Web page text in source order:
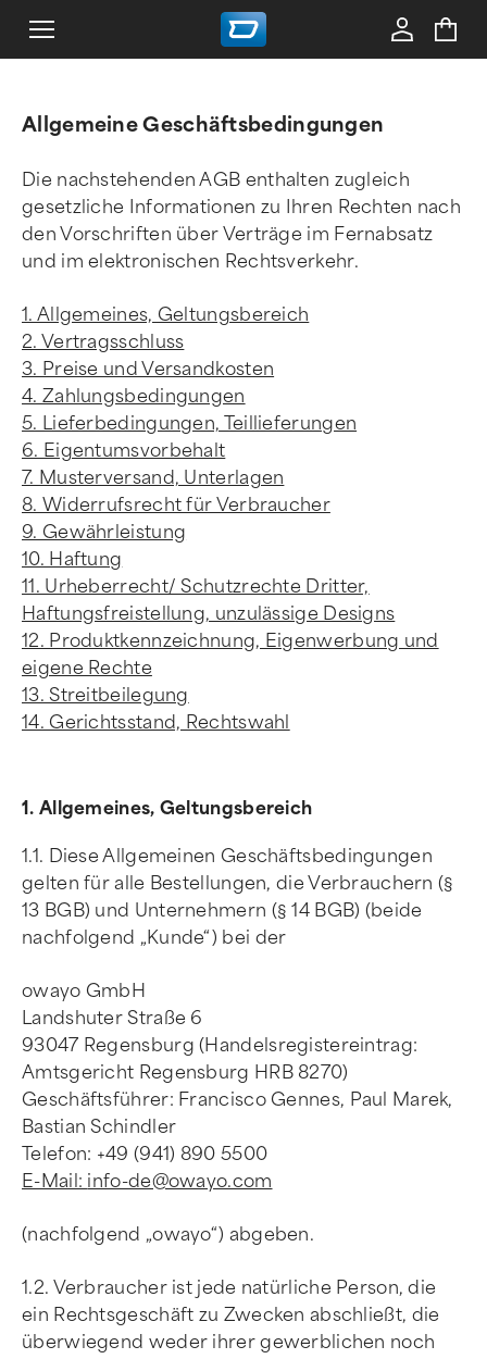
Allgemeine Geschäftsbedingungen
Die nachstehenden AGB enthalten zugleich
gesetzliche Informationen zu Ihren Rechten nach
den Vorschriften über Verträge im Fernabsatz
und im elektronischen Rechtsverkehr.
1. Allgemeines, Geltungsbereich
2. Vertragsschluss
3. Preise und Versandkosten
4. Zahlungsbedingungen
5. Lieferbedingungen, Teillieferungen
6. Eigentumsvorbehalt
7. Musterversand, Unterlagen
8. Widerrufsrecht für Verbraucher
9. Gewährleistung
10. Haftung
11. Urheberrecht/ Schutzrechte Dritter,
Haftungsfreistellung, unzulässige Designs
12. Produktkennzeichnung, Eigenwerbung und
eigene Rechte
13. Streitbeilegung
14. Gerichtsstand, Rechtswahl
1. Allgemeines, Geltungsbereich
1.1. Diese Allgemeinen Geschäftsbedingungen
gelten für alle Bestellungen, die Verbrauchern (§
13 BGB) und Unternehmern (§ 14 BGB) (beide
nachfolgend „Kunde“) bei der
owayo GmbH
Landshuter Straße 6
93047 Regensburg (Handelsregistereintrag:
Amtsgericht Regensburg HRB 8270)
Geschäftsführer: Francisco Gennes, Paul Marek,
Bastian Schindler
Telefon: +49 (941) 890 5500
E-Mail: info-de@owayo.com
(nachfolgend „owayo“) abgeben.
1.2. Verbraucher ist jede natürliche Person, die
ein Rechtsgeschäft zu Zwecken abschließt, die
überwiegend weder ihrer gewerblichen noch